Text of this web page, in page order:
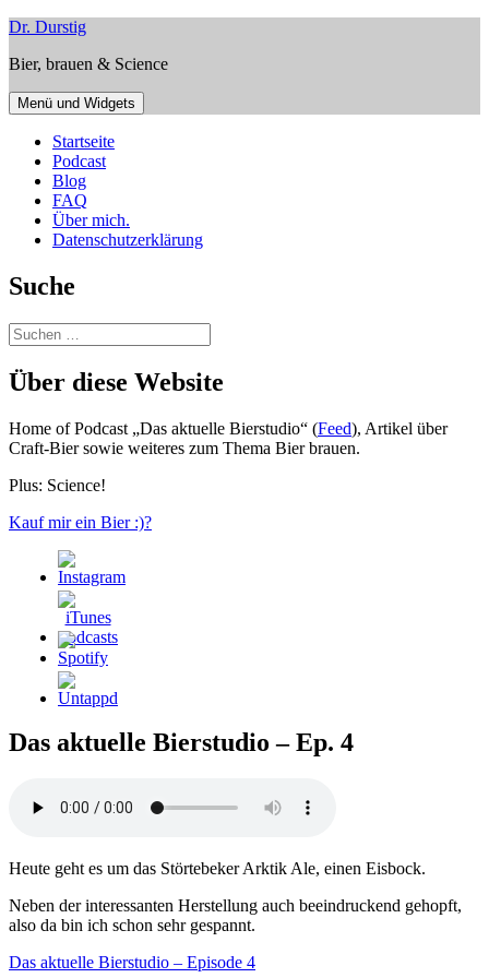
Zum
springen
Dr. Durstig
Bier, brauen & Science
Menü und Widgets
Startseite
Podcast
Blog
FAQ
Über mich.
Datenschutzerklärung
Suche
Suchen
nach:
Über diese Website
Home of Podcast „Das aktuelle Bierstudio“ (Feed), Artikel über
Craft-Bier sowie weiteres zum Thema Bier brauen.
Plus: Science!
Kauf mir ein Bier :)?
Das aktuelle Bierstudio – Ep. 4
Heute geht es um das Störtebeker Arktik Ale, einen Eisbock.
Neben der interessanten Herstellung auch beeindruckend gehopft,
also da bin ich schon sehr gespannt.
Das aktuelle Bierstudio – Episode 4